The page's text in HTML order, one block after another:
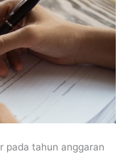
pada tahun anggaran